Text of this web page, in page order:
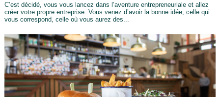
C’est décidé, vous vous lancez dans l’aventure entrepreneuriale et allez
créer votre propre entreprise. Vous venez d’avoir la bonne idée, celle qui
vous correspond, celle où vous aurez des...